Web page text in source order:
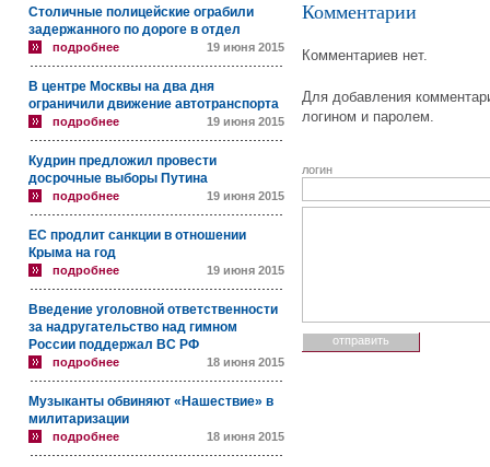
Столичные полицейские ограбили
задержанного по дороге в отдел
подробнее 19 июня 2015
В центре Москвы на два дня
ограничили движение автотранспорта
подробнее 19 июня 2015
Кудрин предложил провести
досрочные выборы Путина
подробнее 19 июня 2015
ЕС продлит санкции в отношении
Крыма на год
подробнее 19 июня 2015
Введение уголовной ответственности
за надругательство над гимном
России поддержал ВС РФ
подробнее 18 июня 2015
Музыканты обвиняют «Нашествие» в
милитаризации
подробнее 18 июня 2015
Комментарии
Комментариев нет.
Для добавления
логином и паролем.
логин